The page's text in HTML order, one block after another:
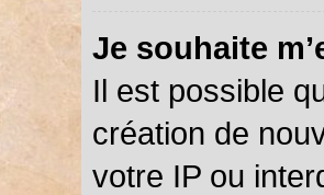
Je souhaite
Il est possible
création de
votre IP ou